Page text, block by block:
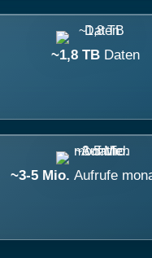
~1,8 TB Daten
~3-5 Mio. Aufrufe